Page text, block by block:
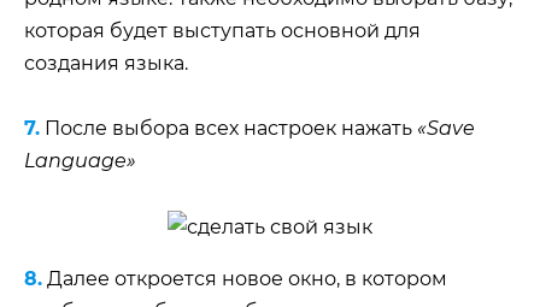
которая будет выступать основной для
создания языка.
7. После выбора всех настроек нажать «Save
Language»
8. Далее откроется новое окно, в котором